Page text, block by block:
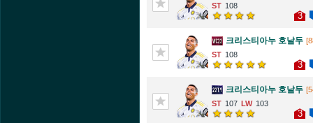
108
3
크리스티아누 호날두
108
3
크리스티아누 호날두
107
103
3